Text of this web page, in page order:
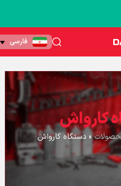
فارسی
کارواش
» دستگاه کارواش